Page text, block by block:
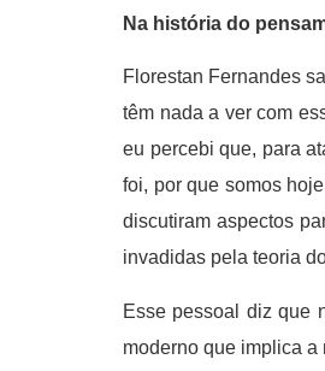
Na história do
Florestan Fernandes
têm nada a ver com
eu percebi que, para
foi, por que somos
discutiram aspectos
invadidas pela teoria
Esse pessoal diz que
moderno que implica